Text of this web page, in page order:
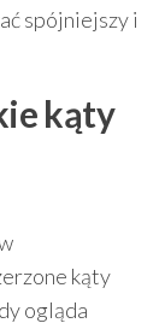
spójniejszy i
kąty
kąty
ogląda